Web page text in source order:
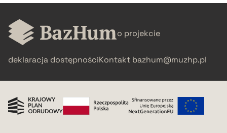
BIBTEX
pobierz cytat
o projekcie
deklaracja dostępnościKontakt bazhum@muzhp.pl